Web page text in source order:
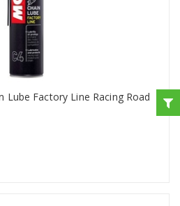
Lube Factory Line Racing Road